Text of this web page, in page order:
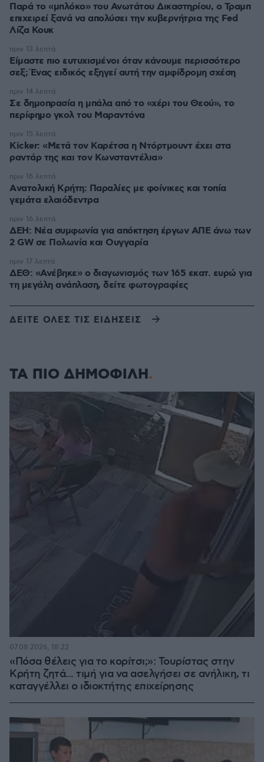
Παρά το «μπλόκο» του Ανωτάτου Δικαστηρίου, ο Τραμπ
επιχειρεί ξανά να απολύσει την κυβερνήτρια της Fed
Λίζα Κουκ
Είμαστε πιο ευτυχισμένοι όταν κάνουμε περισσότερο
σεξ; Ένας ειδικός εξηγεί αυτή την αμφίδρομη σχέση
πριν 13 λεπτά
Σε δημοπρασία η μπάλα από το «χέρι του Θεού», το
περίφημο γκολ του Μαραντόνα
πριν 14 λεπτά
Kicker: «Μετά τον Καρέτσα η Ντόρτμουντ έχει στα
ραντάρ της και τον Κωνσταντέλια»
πριν 15 λεπτά
Aνατολική Κρήτη: Παραλίες με φοίνικες και τοπία
γεμάτα ελαιόδεντρα
πριν 16 λεπτά
ΔΕΗ: Νέα συμφωνία για απόκτηση έργων ΑΠΕ άνω των
2 GW σε Πολωνία και Ουγγαρία
πριν 16 λεπτά
ΔΕΘ: «Ανέβηκε» ο διαγωνισμός των 165 εκατ. ευρώ για
τη μεγάλη ανάπλαση, δείτε φωτογραφίες
πριν 17 λεπτά
ΔΕΙΤΕ ΟΛΕΣ ΤΙΣ ΕΙΔΗΣΕΙΣ
ΤΑ ΠΙΟ ΔΗΜΟΦΙΛΗ
«Πόσα θέλεις για το κορίτσι;»: Τουρίστας στην
Κρήτη ζητά... τιμή για να ασελγήσει σε ανήλικη, τι
καταγγέλλει ο ιδιοκτήτης επιχείρησης
07.08.2026, 18:22